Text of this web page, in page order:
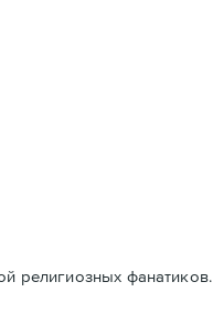
религиозных фанатиков.